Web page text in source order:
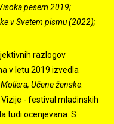
pesem 2019;
v Svetem pismu (2022);
razlogov
v letu 2019 izvedla
Učene ženske.
- festival mladinskih
tudi ocenjevana. S